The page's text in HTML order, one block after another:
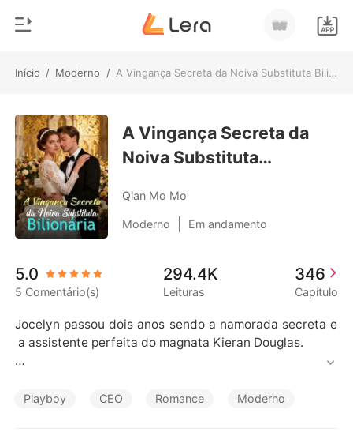
Início / Moderno / A Vingança Secreta da Noiva Substituta Bilionária
0
Loja
Histórico
Sair
Baixar App
Gênero
Moderno
Lobisomem
Contos
Bilionários
A Vingança Secreta da
Noiva Substituta
Qian Mo Mo
Moderno Em andamento
5.0
5 Comentário(s)
294.4K
Leituras
346
Capítulo
Jocelyn passou dois anos sendo a namorada secreta e
a assistente perfeita do magnata Kieran Douglas.
tilhaçou sua vida: Kieran estava em Paris, exibindo a he
Playboy CEO Romance Moderno